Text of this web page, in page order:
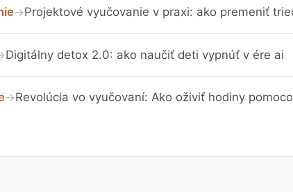
→Projektové vyučovanie v praxi: ako premeniť
Digitálny detox 2.0: ako naučiť deti vypnúť v ére ai
→Revolúcia vo vyučovaní: Ako oživiť hodiny